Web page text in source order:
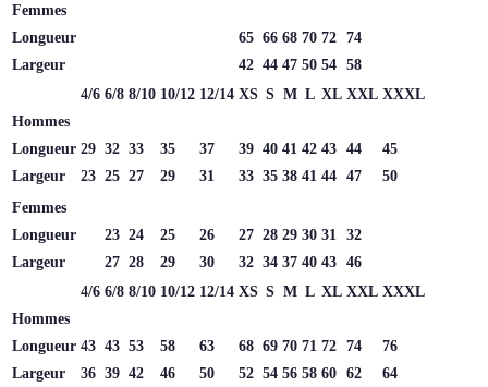
Femmes
Longueur
65 66 68 70 72 74
Largeur
42 44 47 50 54 58
4/6 6/8 8/10 10/12 12/14 XS S M L XL XXL XXXL
Hommes
Longueur 29 32 33 35 37 39 40 41 42 43 44
45
Largeur
23 25 27 29 31 33 35 38 41 44 47
50
Femmes
Longueur
23 24 25 26 27 28 29 30 31
32
Largeur
27 28 29 30 32 34 37 40 43 46
4/6 6/8 8/10 10/12 12/14 XS S M L XL XXL XXXL
Hommes
Longueur 43 43 53 58 63 68 69 70 71 72 74
76
Largeur
36 39 42 46 50 52 54 56 58 60 62
64